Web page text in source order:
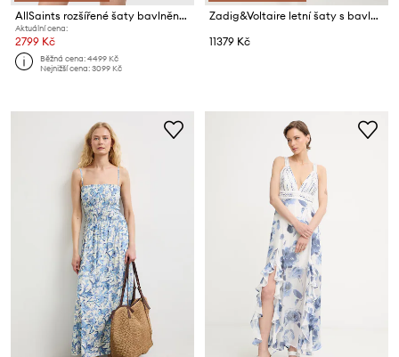
AllSaints rozšířené šaty bavlněné CHIA
Aktuální cena:
2799 Kč
Běžná cena:4499 Kč
Nejnižší cena:3099 Kč
Zadig&Voltaire letní šaty s bavlnou REROL
11379 Kč